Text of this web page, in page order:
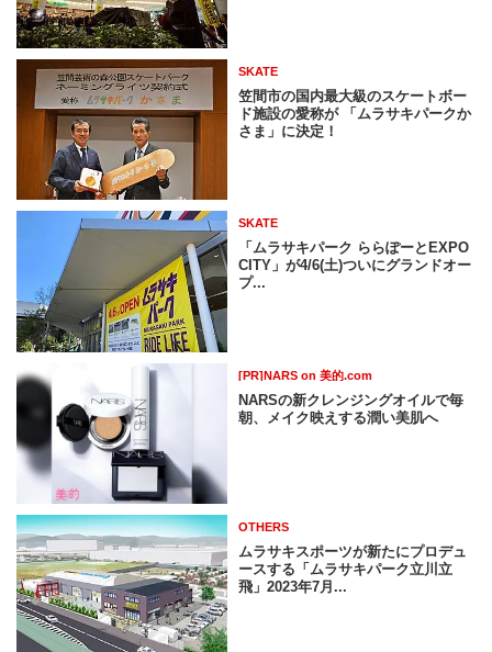
SKATE
笠間市の国内最大級のスケートボー
ド施設の愛称が 「ムラサキパークか
さま」に決定！
SKATE
「ムラサキパーク ららぽーとEXPO
CITY」が4/6(土)ついにグランドオー
プ...
[PR]NARS on 美的.com
NARSの新クレンジングオイルで毎
朝、メイク映えする潤い美肌へ
OTHERS
ムラサキスポーツが新たにプロデュ
ースする「ムラサキパーク立川立
飛」2023年7月...